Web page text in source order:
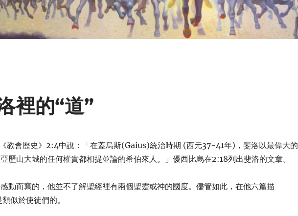
裡的“道”
教會歷史》2:4中說：「在蓋烏斯(Gaius)統治時期 (西元37-41年)，斐洛以最偉大的
歷山大城的任何權貴都相提並論的希伯來人。」優西比烏在2:18列出斐洛的文章。
動而寫的，他並不了解聖經裡有兩個聖靈或神的國度。儘管如此，在他六篇描
似於使徒們的。